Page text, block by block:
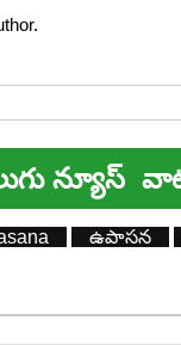
న్యూస్
ఉపాసన